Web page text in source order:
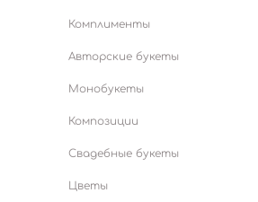
Комплименты
Авторские букеты
Монобукеты
Композиции
Свадебные букеты
Цветы